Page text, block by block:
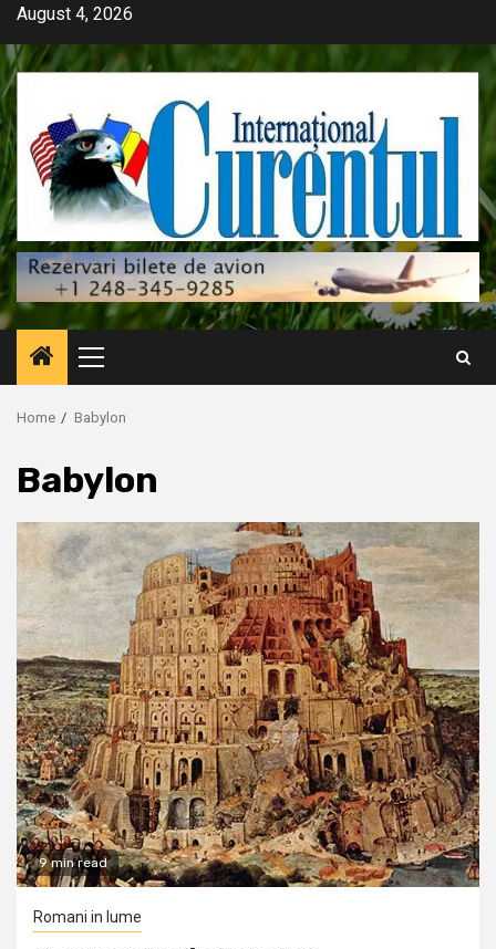
Skip
content
August 4, 2026
Primary
Menu
Home Babylon
Babylon
9 min read
Romani in lume